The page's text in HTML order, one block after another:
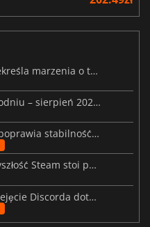
Wyciek ceny Steam Frame przekreśla marzenia o tanim zestawie VR
Premiery gier wideo w tym tygodniu – sierpień 2026 r. (32. tydzień)
Nowa aktualizacja w Palworld poprawia stabilność Sunreach i walk z bossami
Projekt Helix znów w grze, przyszłość Steam stoi pod znakiem zapytania
Złośliwe oprogramowanie i przejęcie Discorda dotknęły Meccha Chameleon